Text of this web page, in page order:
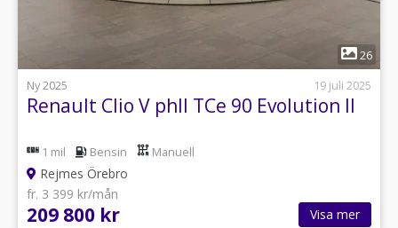
26
Ny 2025
19 juli 2025
Renault Clio V phII TCe 90 Evolution II
1 mil Bensin Manuell
Rejmes Örebro
fr. 3 399 kr/mån
209 800 kr Visa mer